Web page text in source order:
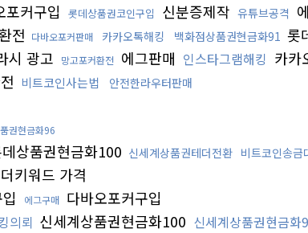
포커구입 롯데상품권코인구입 신분증제작 유튜브공격
전 다바오포커판매 카카오톡해킹 백화점상품권현금화91 롯
시 광고 망고포커환전 에그판매 인스타그램해킹 카카
비트코인사는법 안전한라우터판매
권현금화96
상품권현금화100 신세계상품권테더전환 비트코인송금
키워드 가격
에그구매 다바오포커구입
의뢰 신세계상품권현금화100 신세계상품권현금화